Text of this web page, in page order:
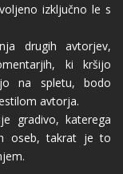
izključno le s
drugih avtorjev,
ki kršijo
na spletu, bodo
avtorja.
gradivo, katerega
oseb, takrat je to